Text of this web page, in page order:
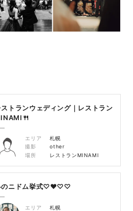
ストランウェディング｜レストラン
エリア
札幌
撮影
other
場所
レストランMINAMI
のニドム挙式♡♥♡♡
エリア
札幌